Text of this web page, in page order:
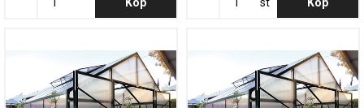
Köp st Köp